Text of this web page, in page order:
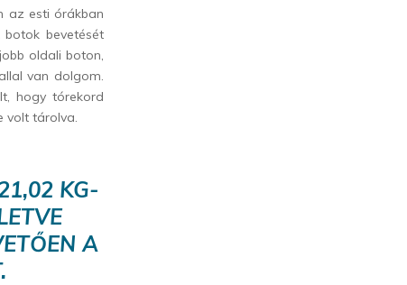
az esti órákban
bevetését
oldali boton,
van dolgom.
hogy tórekord
volt tárolva.
KG-
A